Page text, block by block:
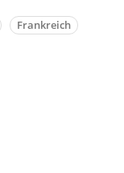
Frankreich